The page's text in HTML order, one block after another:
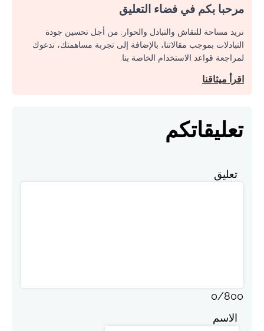
مرحبا بكم في فضاء التعليق
نريد مساحة للنقاش والتبادل والحوار. من أجل تحسين جودة
التبادلات بموجب مقالاتنا، بالإضافة إلى تجربة مساهمتك، ندعوك
لمراجعة قواعد الاستخدام الخاصة بنا.
اقرأ ميثاقنا
تعليقاتكم
تعليق
0/800
الاسم